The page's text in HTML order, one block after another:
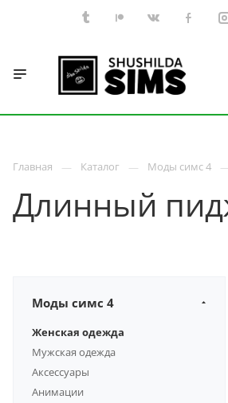
Главная Каталог Моды симс 4
Длинный
Моды симс 4
Женская одежда
Мужская одежда
Аксессуары
Анимации